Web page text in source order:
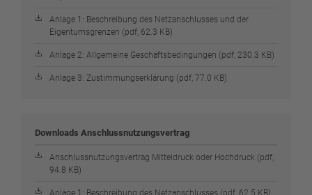
Anlage 1: Beschreibung des Netzanschlusses und der
Eigentumsgrenzen (pdf, 62.3 KB)
Anlage 2: Allgemeine Geschäftsbedingungen (pdf, 230.3 KB)
Anlage 3: Zustimmungserklärung (pdf, 77.0 KB)
Downloads Anschlussnutzungsvertrag
Anschlussnutzungsvertrag Mitteldruck oder Hochdruck (pdf,
94.8 KB)
Anlage 1: Beschreibung des Netzanschlusses (pdf, 62.5 KB)